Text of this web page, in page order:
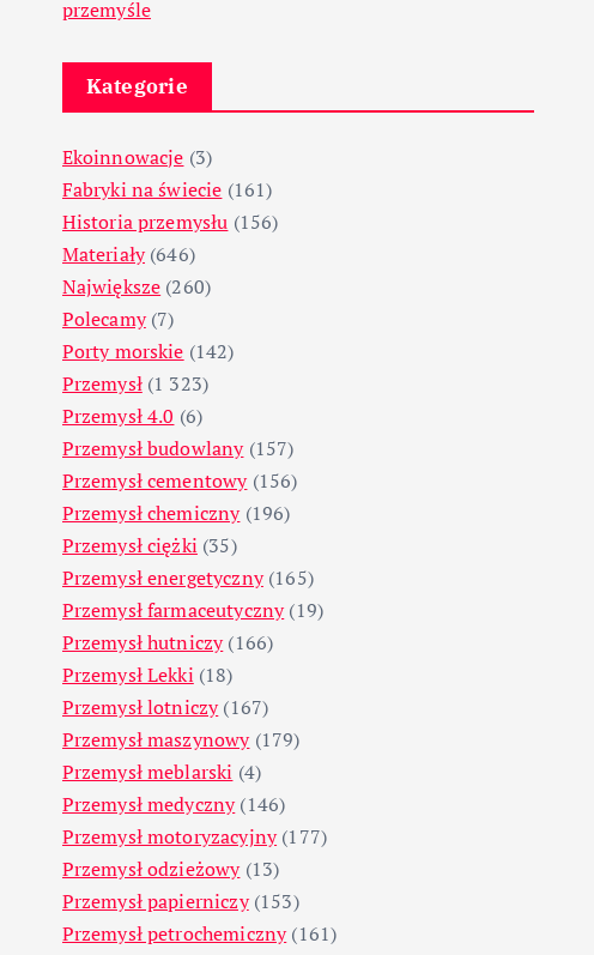
przemyśle
Kategorie
Ekoinnowacje (3)
Fabryki na świecie (161)
Historia przemysłu (156)
Materiały(646)
Największe (260)
Polecamy(7)
Porty morskie (142)
Przemysł(1 323)
Przemysł 4.0 (6)
Przemysł budowlany(157)
Przemysł cementowy(156)
Przemysł chemiczny(196)
Przemysł ciężki (35)
Przemysł energetyczny(165)
Przemysł farmaceutyczny(19)
Przemysł hutniczy(166)
Przemysł Lekki (18)
Przemysł lotniczy(167)
Przemysł maszynowy(179)
Przemysł meblarski (4)
Przemysł medyczny(146)
Przemysł motoryzacyjny(177)
Przemysł odzieżowy(13)
Przemysł papierniczy(153)
Przemysł petrochemiczny(161)